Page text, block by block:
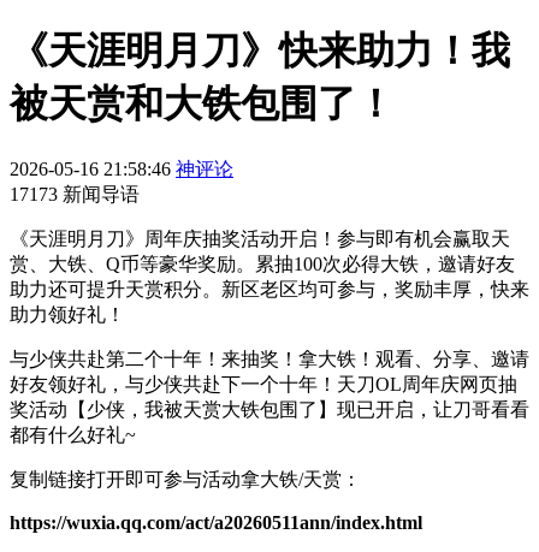
《天涯明月刀》快来助力！我
被天赏和大铁包围了！
2026-05-16 21:58:46 神评论
17173 新闻导语
《天涯明月刀》周年庆抽奖活动开启！参与即有机会赢取天
赏、大铁、Q币等豪华奖励。累抽100次必得大铁，邀请好友
助力还可提升天赏积分。新区老区均可参与，奖励丰厚，快来
助力领好礼！
与少侠共赴第二个十年！来抽奖！拿大铁！观看、分享、邀请
好友领好礼，与少侠共赴下一个十年！天刀OL周年庆网页抽
奖活动【少侠，我被天赏大铁包围了】现已开启，让刀哥看看
都有什么好礼~
复制链接打开即可参与活动拿大铁/天赏：
https://wuxia.qq.com/act/a20260511ann/index.html